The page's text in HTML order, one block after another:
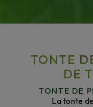
TONTE
DE
TONTE DE
La tonte